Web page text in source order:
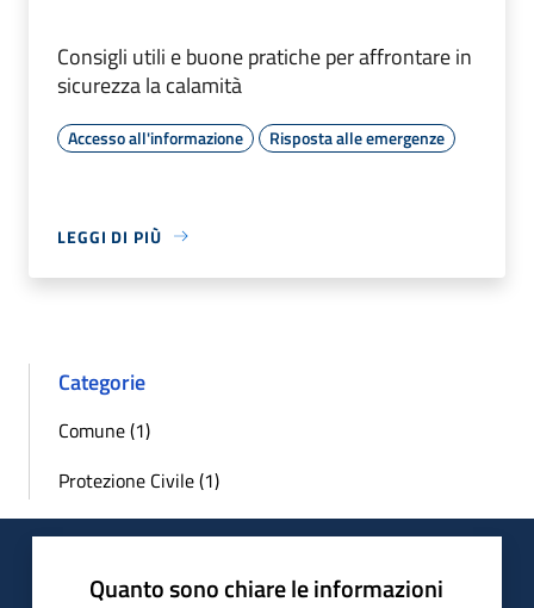
Consigli utili e buone pratiche per affrontare in
sicurezza la calamità
Accesso all'informazione Risposta alle emergenze
LEGGI DI PIÙ
Categorie
Comune (1)
Protezione Civile (1)
Quanto sono chiare le informazioni